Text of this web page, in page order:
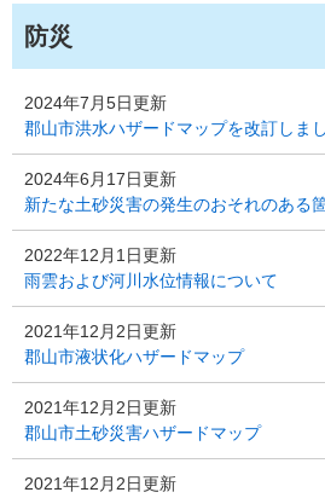
防災
2024年7月5日更新
郡山市洪水ハザードマップを改訂しま
2024年6月17日更新
新たな土砂災害の発生のおそれのある
2022年12月1日更新
雨雲および河川水位情報について
2021年12月2日更新
郡山市液状化ハザードマップ
2021年12月2日更新
郡山市土砂災害ハザードマップ
2021年12月2日更新